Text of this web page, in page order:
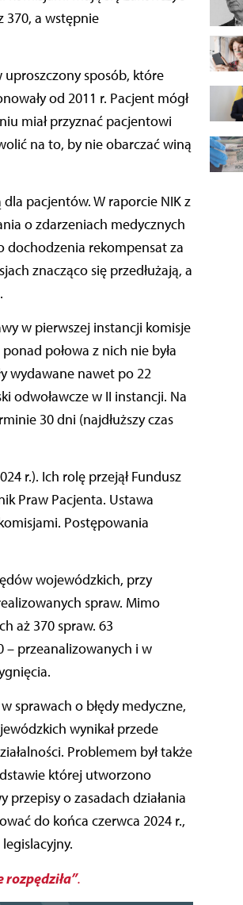
370, a wstępnie
sposób, które
od 2011 r. Pacjent mógł
miał przyznać pacjentowi
na to, by nie obarczać winą
pacjentów. W raporcie NIK z
o zdarzeniach medycznych
dochodzenia rekompensat za
znacząco się przedłużają, a
w pierwszej instancji komisje
połowa z nich nie była
wydawane nawet po 22
odwoławcze w II instancji. Na
30 dni (najdłuższy czas
r.). Ich rolę przejął Fundusz
Praw Pacjenta. Ustawa
Postępowania
wojewódzkich, przy
spraw. Mimo
aż 370 spraw. 63
– przeanalizowanych i w
sprawach o błędy medyczne,
wynikał przede
Problemem był także
której utworzono
przepisy o zasadach działania
do końca czerwca 2024 r.,
rozpędziła”.